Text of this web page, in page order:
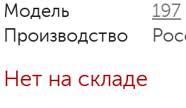
Модель
197
Производство
Нет на складе